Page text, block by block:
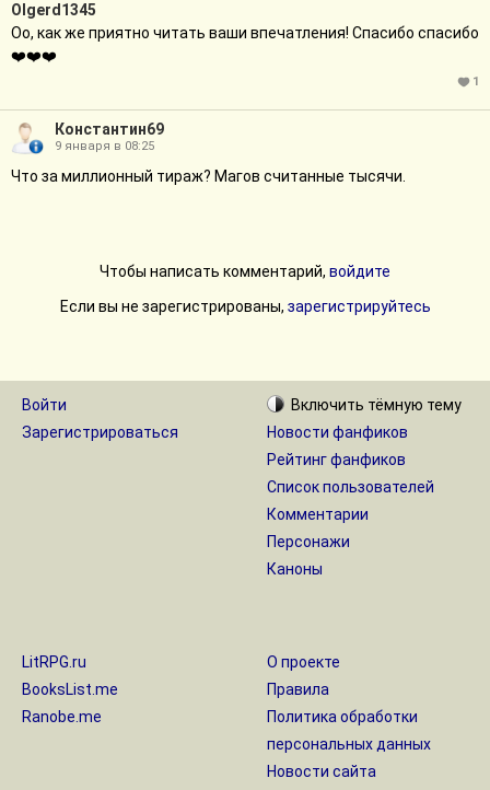
Olgerd1345
Оо, как же приятно читать ваши впечатления! Спасибо спасибо
❤️❤️❤️
1
Константин69
9 января в 08:25
Что за миллионный тираж? Магов считанные тысячи.
Чтобы написать комментарий, войдите
Если вы не зарегистрированы, зарегистрируйтесь
Войти
Зарегистрироваться
Включить тёмную тему
Новости фанфиков
Рейтинг фанфиков
Список пользователей
Комментарии
Персонажи
Каноны
LitRPG.ru
BooksList.me
Ranobe.me
О проекте
Правила
Политика обработки
персональных данных
Новости сайта